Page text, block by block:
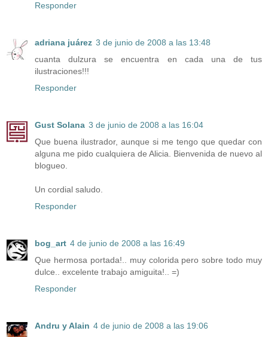
Responder
adriana juárez 3 de junio de 2008 a las 13:48
cuanta dulzura se encuentra en cada una de tus
ilustraciones!!!
Responder
Gust Solana 3 de junio de 2008 a las 16:04
Que buena ilustrador, aunque si me tengo que quedar con
alguna me pido cualquiera de Alicia. Bienvenida de nuevo al
blogueo.
Un cordial saludo.
Responder
bog_art 4 de junio de 2008 a las 16:49
Que hermosa portada!.. muy colorida pero sobre todo muy
dulce.. excelente trabajo amiguita!.. =)
Responder
Andru y Alain 4 de junio de 2008 a las 19:06